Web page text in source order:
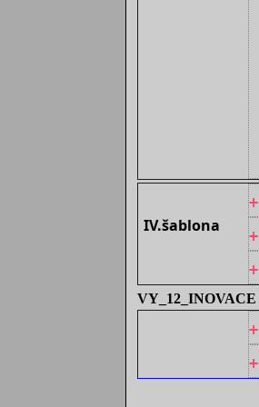
IV.šablona
+
+
+
VY_12_INOVACE
+
+